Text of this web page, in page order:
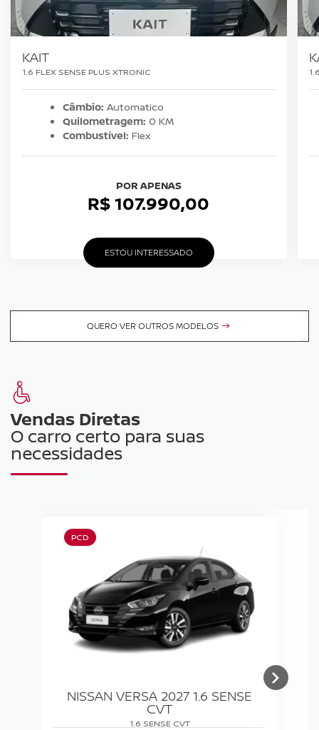
KAIT
1.6 FLEX SENSE PLUS XTRONIC
Câmbio: Automatico
Quilometragem: 0 KM
Combustível: Flex
POR APENAS
R$ 107.990,00
ESTOU INTERESSADO
QUERO VER OUTROS MODELOS
Vendas Diretas
O carro certo para suas
necessidades
PCD
NISSAN VERSA 2027 1.6 SENSE
CVT
1.6 SENSE CVT